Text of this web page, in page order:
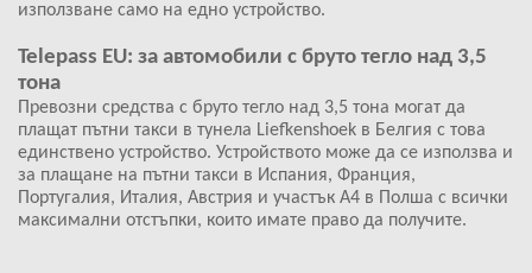
използване само на едно устройство.
Telepass EU: за автомобили с бруто тегло над 3,5
тона
Превозни средства с бруто тегло над 3,5 тона могат да
плащат пътни такси в тунела Liefkenshoek в Белгия с това
единствено устройство. Устройството може да се използва и
за плащане на пътни такси в Испания, Франция,
Португалия, Италия, Австрия и участък А4 в Полша с всички
максимални отстъпки, които имате право да получите.